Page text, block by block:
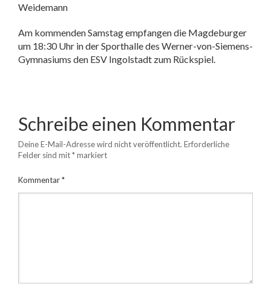
Weidemann
Am kommenden Samstag empfangen die Magdeburger
um 18:30 Uhr in der Sporthalle des Werner-von-Siemens-
Gymnasiums den ESV Ingolstadt zum Rückspiel.
Schreibe einen Kommentar
Deine E-Mail-Adresse wird nicht veröffentlicht. Erforderliche
Felder sind mit*markiert
Kommentar*